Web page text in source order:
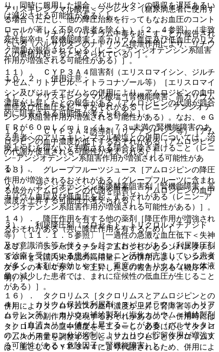
り、同時に服用した場合、バルサルタンの吸収を遅延あるい
は減少させる可能性がある）］。
１０）． リチウム［リチウム中毒を起こすことが報告され
ている（バルサルタンのナトリウム排泄作用により、リチウ
ムの蓄積が起こると考えられている）］。
１１）． ＣＹＰ３Ａ４阻害剤（エリスロマイシン、ジルチ
アゼム、リトナビル、イトラコナゾール等）［エリスロマイ
シン及びジルチアゼムとの併用により、アムロジピンの血中
濃度が上昇したとの報告がある（アムロジピンの代謝が競合
的に阻害される可能性が考えられる）］。
１２）． ＣＹＰ３Ａ４誘導剤（リファンピシン等）［アム
ロジピンの血中濃度が低下するおそれがある（アムロジピン
の代謝が促進される可能性が考えられる）］。
１３）． グレープフルーツジュース［アムロジピンの降圧
作用が増強されるおそれがある（グレープフルーツに含まれ
る成分がアムロジピンの代謝を阻害し、アムロジピンの血中
濃度が上昇する可能性が考えられる）］。
１４）． 降圧作用を有する他の薬剤［降圧作用が増強され
るおそれがある（共に降圧作用を有するため）］。
１５）． シンバスタチン［アムロジピンとシンバスタチン
８０ｍｇ（国内未承認の高用量）との併用により、シンバス
タチンのＡＵＣが７７％上昇したとの報告がある（機序不
明）］。
１６）． タクロリムス［タクロリムスとアムロジピンとの
併用によりタクロリムスの血中濃度が上昇し腎障害等のタク
ロリムスの副作用が発現するおそれがあるので、併用時には
タクロリムスの血中濃度をモニターし、必要に応じてタクロ
リムスの用量を調整すること（アムロジピンとタクロリムス
は、主としてＣＹＰ３Ａ４により代謝されるため、併用によ
アリスキレンフマル酸塩＜ラジレス＞（糖尿病患者に使用す
る場合（ただし、他の降圧治療を行ってもなお血圧のコント
ロールが著しく不良の患者を除く））〔２．４参照〕［非致
死性脳卒中・腎機能障害・高カリウム血症及び低血圧のリス
ク増加が報告されている（レニン−アンジオテンシン系阻害
作用が増強される可能性がある）］。
１０．２． 併用注意：
１）． アリスキレンフマル酸塩［腎機能障害、高カリウム
血症及び低血圧を起こすおそれがある（レニン−アンジオテ
ンシン系阻害作用が増強される可能性がある）。なお、ｅＧ
ＦＲが６０ｍＬ／ｍｉｎ／１．７３u未満の腎機能障害のあ
る患者へのアリスキレンフマル酸塩との併用については、治
療上やむを得ないと判断される場合を除き避けること（レニ
ン−アンジオテンシン系阻害作用が増強される可能性があ
る）］。
２）． アンジオテンシン変換酵素阻害剤［腎機能障害、高
カリウム血症及び低血圧を起こすおそれがある（レニン−ア
ンジオテンシン系阻害作用が増強される可能性がある）］。
３）． 利尿降圧剤（フロセミド、トリクロルメチアジド
等）〔１１．１．５参照〕［一過性の急激な血圧低下＜失神
及び意識消失等を伴う＞を起こすおそれがある（利尿降圧剤
で治療を受けている患者にはレニン活性が亢進している患者
が多く、本剤が奏効しやすい、重度のナトリウムないし体液
量の減少した患者では、まれに症候性の低血圧が生じること
がある）］。
４）． カリウム保持性利尿剤（スピロノラクトン、トリア
ムテレン等）、カリウム補給製剤（塩化カリウム＜補給製剤
＞）［血清カリウム値が上昇することがある（バルサルタン
のアルドステロン分泌抑制によりカリウム貯留作用が増強す
る可能性がある＜危険因子＞腎機能障害）］。